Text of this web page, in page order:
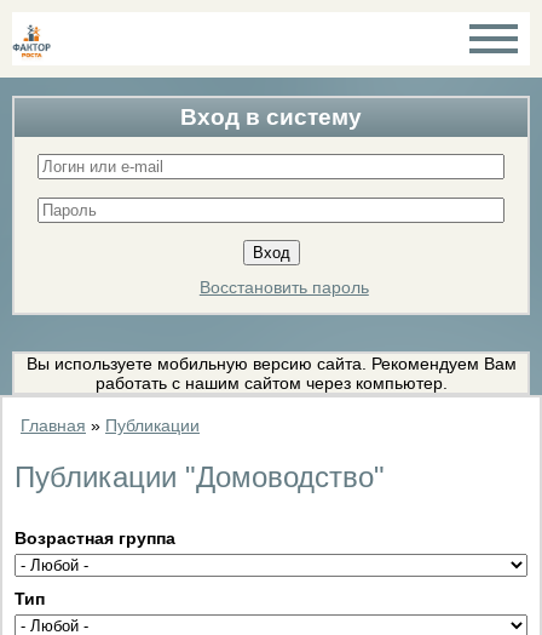
Вход в систему
Восстановить пароль
Вы используете мобильную версию сайта. Рекомендуем Вам
работать с нашим сайтом через компьютер.
Главная » Публикации
Публикации "Домоводство"
Возрастная группа
Тип